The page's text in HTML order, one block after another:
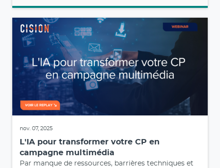
nov. 07, 2025
L'IA pour transformer votre CP en
campagne multimédia
Par manque de ressources, barrières techniques et